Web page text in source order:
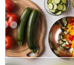
خودرو
(2)
و نوشت
(1)